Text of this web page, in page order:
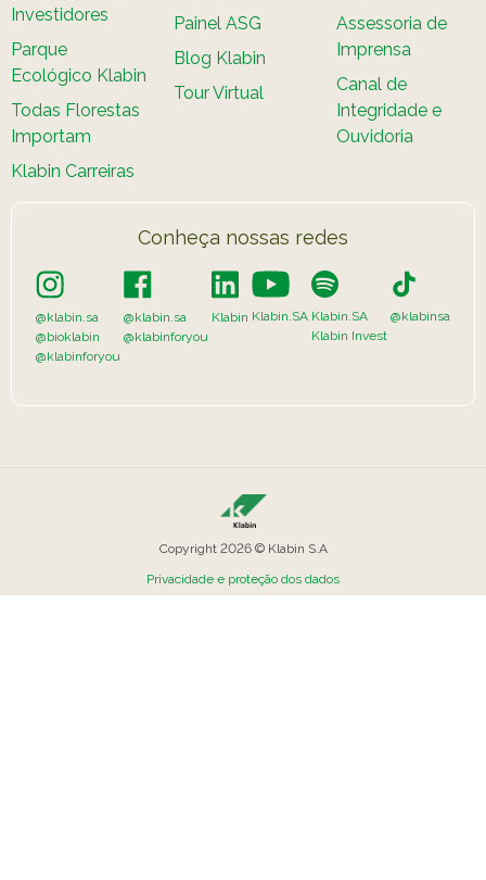
Investidores
Parque
Ecológico Klabin
Todas Florestas
Importam
Klabin Carreiras
Painel ASG
Blog Klabin
Tour Virtual
Assessoria de
Imprensa
Canal de
Integridade e
Ouvidoria
Conheça nossas redes
@klabin.sa
@bioklabin
@klabinforyou
@klabin.sa
@klabinforyou
Klabin Klabin.SA Klabin.SA
Klabin Invest
@klabinsa
Copyright 2026 © Klabin S.A
Privacidade e proteção dos dados